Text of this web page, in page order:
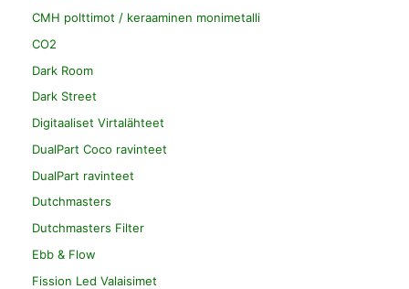
CMH polttimot / keraaminen monimetalli
CO2
Dark Room
Dark Street
Digitaaliset Virtalähteet
DualPart Coco ravinteet
DualPart ravinteet
Dutchmasters
Dutchmasters Filter
Ebb & Flow
Fission Led Valaisimet